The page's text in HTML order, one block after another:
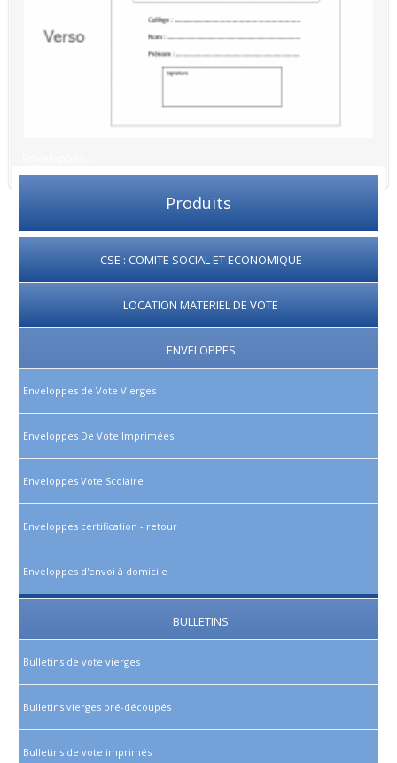
Produits
CSE : COMITE SOCIAL ET ECONOMIQUE
LOCATION MATERIEL DE VOTE
ENVELOPPES
Enveloppes de Vote Vierges
Enveloppes De Vote Imprimées
Enveloppes Vote Scolaire
Enveloppes certification - retour
Enveloppes d'envoi à domicile
BULLETINS
Bulletins de vote vierges
Bulletins vierges pré-découpés
Bulletins de vote imprimés